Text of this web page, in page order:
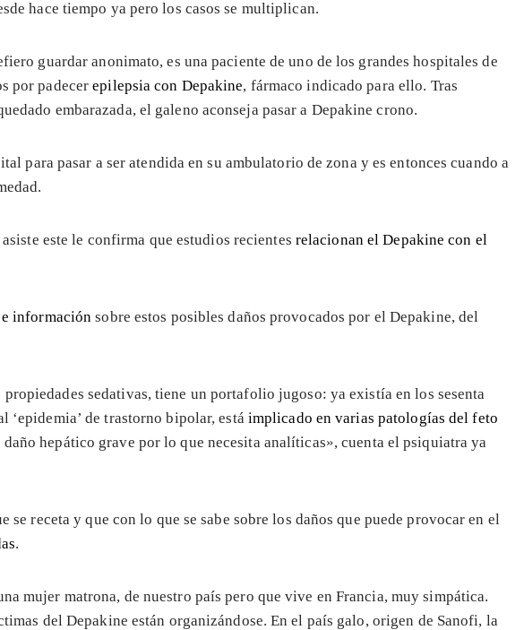
hace tiempo ya pero los casos se multiplican.
guardar anonimato, es una paciente de uno de los grandes hospitales de
por padecerepilepsia con Depakine, fármaco indicado para ello. Tras
embarazada, el galeno aconseja pasar a Depakine crono.
para pasar a ser atendida en su ambulatorio de zona y es entonces cuando a
este le confirma que estudios recientes relacionan el Depakine con el
información sobre estos posibles daños provocados por el Depakine, del
sedativas, tiene un portafolio jugoso: ya existía en los sesenta
de trastorno bipolar, está implicado en varias patologías del feto
daño hepático grave por lo que necesita analíticas», cuenta el psiquiatra ya
receta y que con lo que se sabe sobre los daños que puede provocar en el
.
mujer matrona, de nuestro país pero que vive en Francia, muy simpática.
del Depakine están organizándose. En el país galo, origen de Sanofi, la